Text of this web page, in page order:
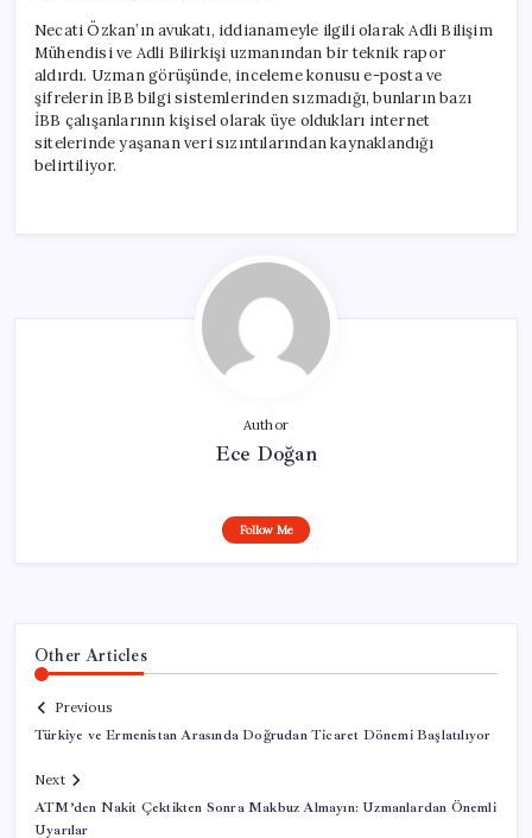
Necati Özkan’ın avukatı, iddianameyle ilgili olarak Adli Bilişim
Mühendisi ve Adli Bilirkişi uzmanından bir teknik rapor
aldırdı. Uzman görüşünde, inceleme konusu e-posta ve
şifrelerin İBB bilgi sistemlerinden sızmadığı, bunların bazı
İBB çalışanlarının kişisel olarak üye oldukları internet
sitelerinde yaşanan veri sızıntılarından kaynaklandığı
belirtiliyor.
Author
Ece Doğan
Follow Me
Other Articles
Previous
Türkiye ve Ermenistan Arasında Doğrudan Ticaret Dönemi Başlatılıyor
Next
ATM’den Nakit Çektikten Sonra Makbuz Almayın: Uzmanlardan Önemli
Uyarılar